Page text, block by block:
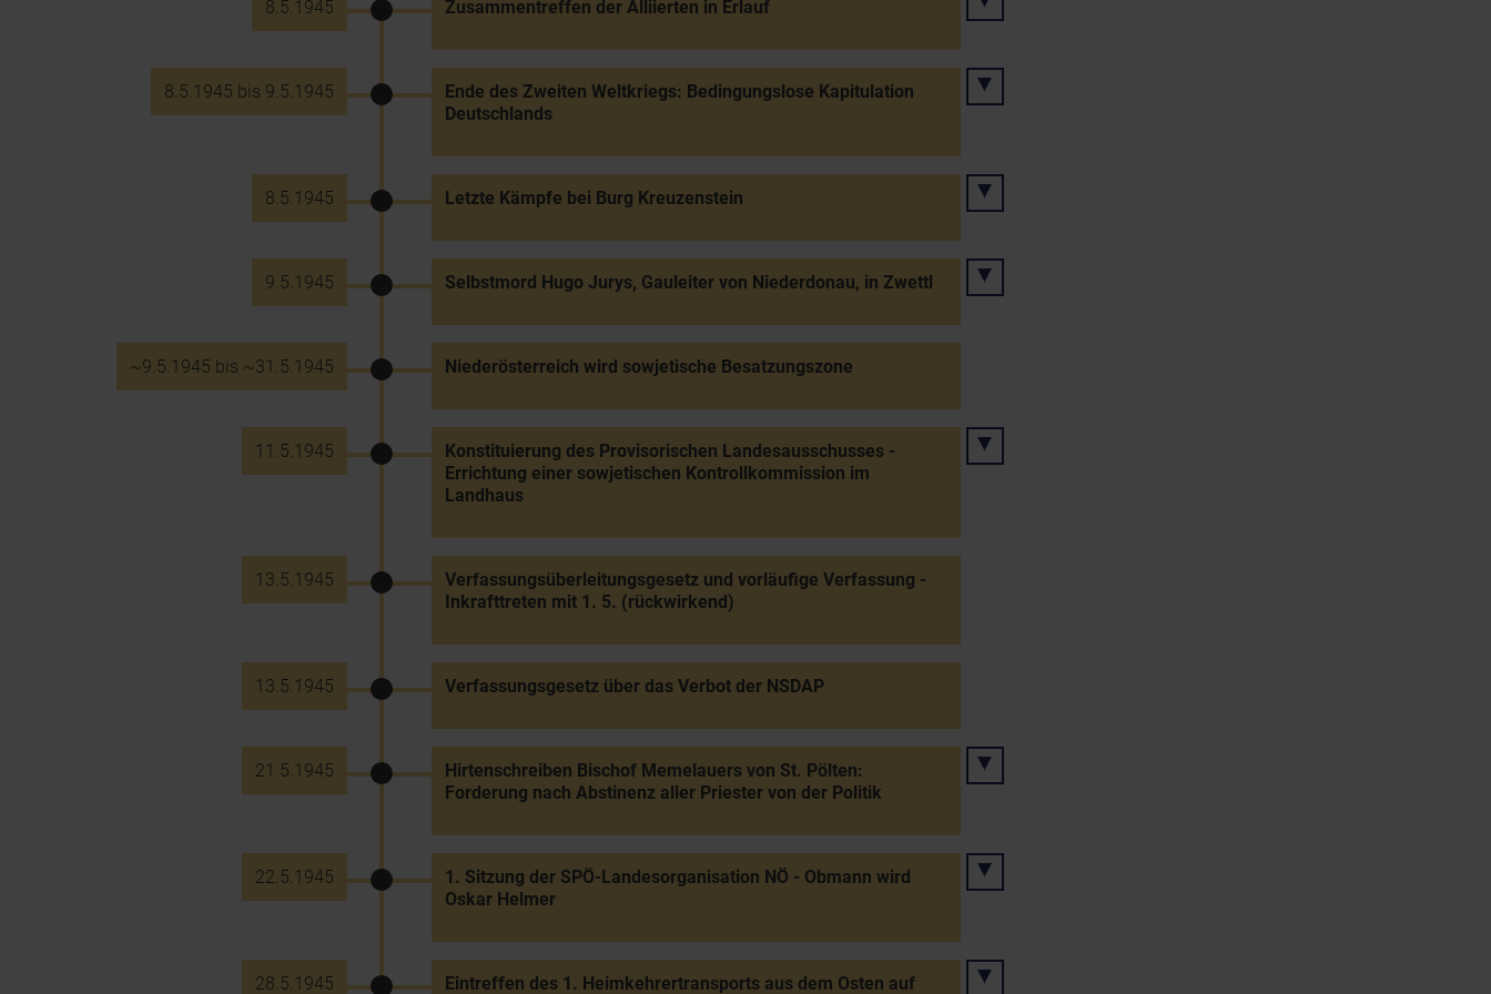
8.5.1945 Zusammentreffen der Alliierten in Erlauf
8.5.1945 bis 9.5.1945
Ende des Zweiten Weltkriegs: Bedingungslose Kapitulation
Deutschlands
8.5.1945 Letzte Kämpfe bei Burg Kreuzenstein
9.5.1945 Selbstmord Hugo Jurys, Gauleiter von Niederdonau, in Zwettl
~9.5.1945 bis ~31.5.1945 Niederösterreich wird sowjetische Besatzungszone
11.5.1945
Konstituierung des Provisorischen Landesausschusses -
Errichtung einer sowjetischen Kontrollkommission im
Landhaus
13.5.1945
Verfassungsüberleitungsgesetz und vorläufige Verfassung -
Inkrafttreten mit 1. 5. (rückwirkend)
13.5.1945 Verfassungsgesetz über das Verbot der NSDAP
21.5.1945
Hirtenschreiben Bischof Memelauers von St. Pölten:
Forderung nach Abstinenz aller Priester von der Politik
22.5.1945
1. Sitzung der SPÖ-Landesorganisation NÖ - Obmann wird
Oskar Helmer
28.5.1945 Eintreffen des 1. Heimkehrertransports aus dem Osten auf